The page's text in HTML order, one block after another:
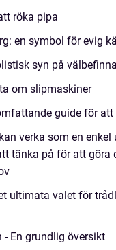
röka pipa
en symbol för evig
syn på
om slipmaskiner
guide för
verka som en enkel
tänka på för att göra
ultimata valet för
En grundlig översikt